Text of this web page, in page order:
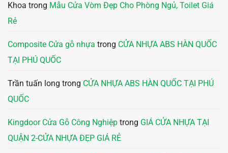
Khoa trong Mẫu Cửa Vòm Đẹp Cho Phòng Ngủ, Toilet Giá
Rẻ
Composite Cửa gỗ nhựa trong CỬA NHỰA ABS HÀN QUỐC
TẠI PHÚ QUỐC
Trần tuấn long trong CỬA NHỰA ABS HÀN QUỐC TẠI PHÚ
QUỐC
Kingdoor Cửa Gỗ Công Nghiệp trong GIÁ CỬA NHỰA TẠI
QUẬN 2-CỬA NHỰA ĐẸP GIÁ RẺ